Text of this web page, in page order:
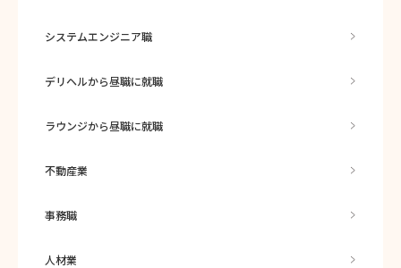
システムエンジニア職
デリヘルから昼職に就職
ラウンジから昼職に就職
不動産業
事務職
人材業